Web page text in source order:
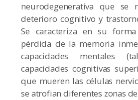
neurodegenerativa que se
deterioro cognitivo y
Se caracteriza en su
pérdida de la memoria
capacidades mentales
capacidades cognitivas
que mueren las células
se atrofian diferentes zonas